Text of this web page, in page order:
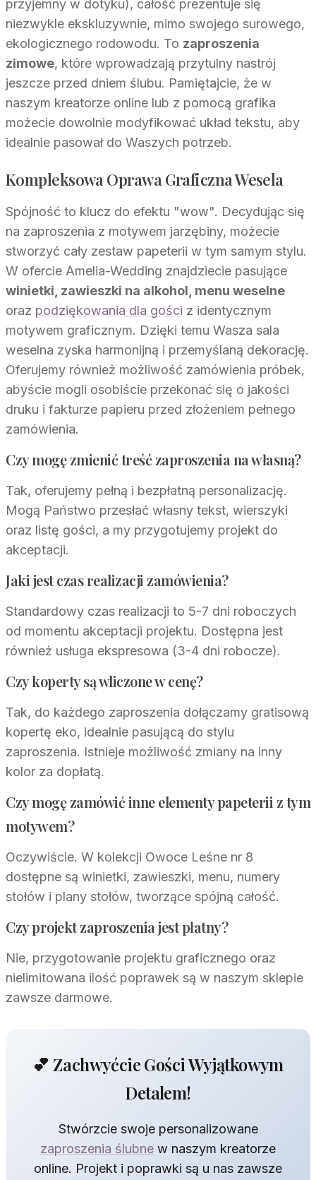
przyjemny w dotyku), całość prezentuje się
niezwykle ekskluzywnie, mimo swojego surowego,
ekologicznego rodowodu. To zaproszenia
zimowe, które wprowadzają przytulny nastrój
jeszcze przed dniem ślubu. Pamiętajcie, że w
naszym kreatorze online lub z pomocą grafika
możecie dowolnie modyfikować układ tekstu, aby
idealnie pasował do Waszych potrzeb.
Kompleksowa Oprawa Graficzna Wesela
Spójność to klucz do efektu "wow". Decydując się
na zaproszenia z motywem jarzębiny, możecie
stworzyć cały zestaw papeterii w tym samym stylu.
W ofercie Amelia-Wedding znajdziecie pasujące
winietki, zawieszki na alkohol, menu weselne
oraz podziękowania dla gości z identycznym
motywem graficznym. Dzięki temu Wasza sala
weselna zyska harmonijną i przemyślaną dekorację.
Oferujemy również możliwość zamówienia próbek,
abyście mogli osobiście przekonać się o jakości
druku i fakturze papieru przed złożeniem pełnego
zamówienia.
Czy mogę zmienić treść zaproszenia na własną?
Tak, oferujemy pełną i bezpłatną personalizację.
Mogą Państwo przesłać własny tekst, wierszyki
oraz listę gości, a my przygotujemy projekt do
akceptacji.
Jaki jest czas realizacji zamówienia?
Standardowy czas realizacji to 5-7 dni roboczych
od momentu akceptacji projektu. Dostępna jest
również usługa ekspresowa (3-4 dni robocze).
Czy koperty są wliczone w cenę?
Tak, do każdego zaproszenia dołączamy gratisową
kopertę eko, idealnie pasującą do stylu
zaproszenia. Istnieje możliwość zmiany na inny
kolor za dopłatą.
Czy mogę zamówić inne elementy papeterii z tym
motywem?
Oczywiście. W kolekcji Owoce Leśne nr 8
dostępne są winietki, zawieszki, menu, numery
stołów i plany stołów, tworzące spójną całość.
Czy projekt zaproszenia jest płatny?
Nie, przygotowanie projektu graficznego oraz
nielimitowana ilość poprawek są w naszym sklepie
zawsze darmowe.
💕 Zachwyćcie Gości Wyjątkowym
Detalem!
Stwórzcie swoje personalizowane
zaproszenia ślubne w naszym kreatorze
online. Projekt i poprawki są u nas zawsze